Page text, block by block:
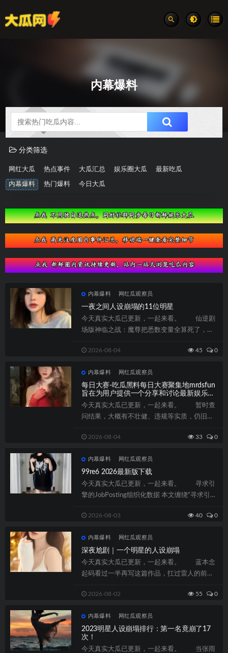
内幕爆料
吃瓜分类速览
分类筛选
网红大瓜 热点事件 大瓜汇总 娱乐圈大瓜 最新吃瓜
内幕爆料 热门爆料 今日大瓜
内幕爆料 网红瓜观察员
一夜之间人设崩塌的11位明星
今天真实大瓜已更新，一起来看。 仙逆剧
场版神临之战：魔尊把悉数变量全算死了，偏
2026-08-04 45 0
内幕爆料 网红瓜观察员
每日大赛-吃瓜黑料每日大赛聚集地mrdsfun
旨在为用户提供一个分享和讨论最新娱乐八
卦及负面新闻的平台-威酷
今天真实大瓜已更新，一起来看。 暂时查
问结果，大概有不壮健、违规等实质，仍旧脱
2026-08-04 33 0
内幕爆料 网红瓜观察员
99re6 2026最新版下载
今天真实大瓜已更新，一起来看。 寻求引
擎的JobPosting组织化数据 本文缠绕“寻求引擎
2026-08-03 40 0
内幕爆料 网红瓜观察员
深夜尬剧｜一个明星的人设崩塌
今天真实大瓜已更新，一起来看。 蓝本念
起码看过一半再写这篇作品，扛过雷人的前两
2026-08-02 55 0
内幕爆料 网红瓜观察员
2023明星人设崩塌排行：第一名竟崩了17
次！
今天真实大瓜已更新，一起来看。 当张雨